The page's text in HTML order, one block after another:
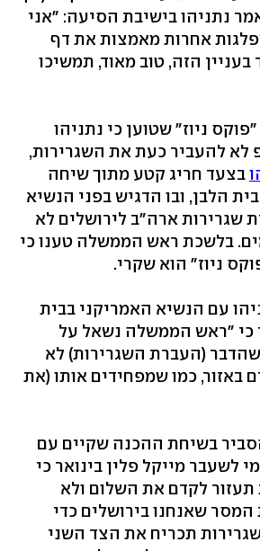
נתניהו בישיבת הסיעה: "אני
אחרות מאמצות את דף
הזה, טוב מאוד, תמשיכו
ניוז" שטוען כי נתניהו
לא להעביר כעת את השגרירות,
בצעד חריג קטע מתוך שיחה
הלבן, ובו הדגיש בפני הנשיא
שגרירות ארה"ב לירושלים לא
בלשכת ראש הממשלה טענו כי
ניוז" הוא שקרי.
עם הנשיא האמריקני בבית
כי "ראש הממשלה נשאל על
(העברת השגרירות) לא
באזור, כמו שמפחידים אותו (את
בשיחת ההכנה שקיים עם
לשעבר מייקל פלין בינואר כי
לקדם את השלום ולא
שאנחנו בירושלים כדי
תכריח את הצד השני